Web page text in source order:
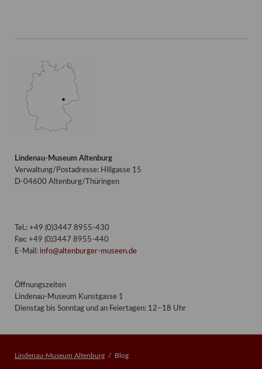
Lindenau-Museum Altenburg
Verwaltung/Postadresse: Hillgasse 15
D-04600 Altenburg/Thüringen
Tel.: +49 (0)3447 8955-430
Fax: +49 (0)3447 8955-440
E-Mail: info@altenburger-museen.de
Öffnungszeiten
Lindenau-Museum Kunstgasse 1
Dienstag bis Sonntag und an Feiertagen: 12–18 Uhr
Lindenau-Museum Altenburg Blog